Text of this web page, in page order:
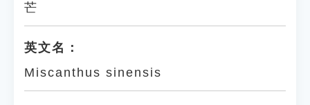
芒
英文名：
Miscanthus sinensis